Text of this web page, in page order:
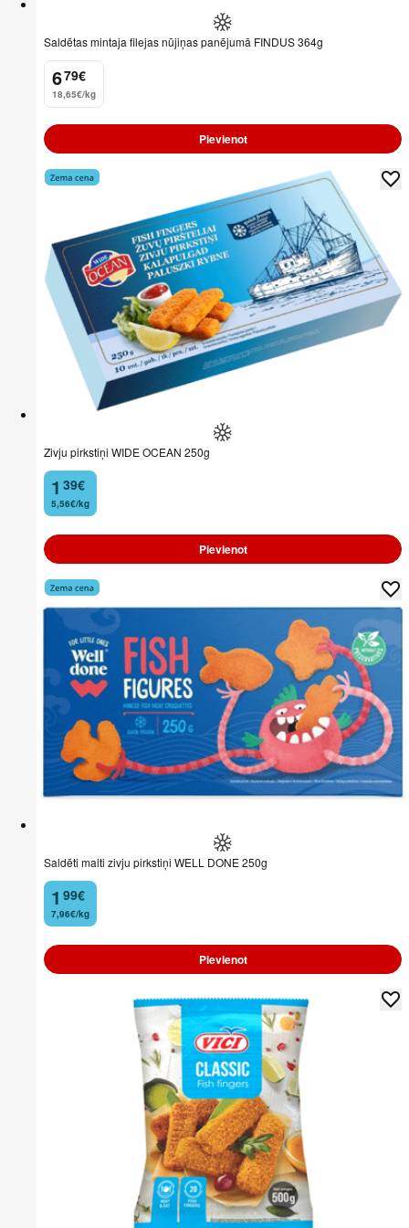
Saldētas mintaja filejas nūjiņas panējumā FINDUS 364g
6
. 79€
18,65€/kg
Pievienot
Zivju pirkstiņi WIDE OCEAN 250g
1
. 39€
5,56€/kg
Pievienot
Saldēti malti zivju pirkstiņi WELL DONE 250g
1
. 99€
7,96€/kg
Pievienot